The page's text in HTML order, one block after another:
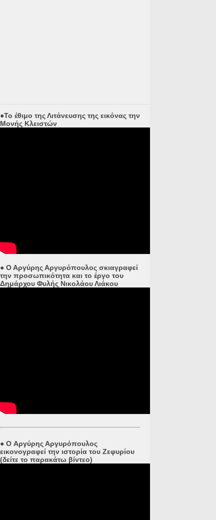
●Το έθιμο της Λιτάνευσης της εικόνας την
Μονής Κλειστών
● Ο Αργύρης Αργυρόπουλος σκιαγραφεί
την προσωπικότητα και το έργο του
Δημάρχου Φυλής Νικολάου Λιάκου
● O Αργύρης Αργυρόπουλος
εικονογραφεί την ιστορία του Ζεφυρίου
(δείτε το παρακάτω βίντεο)